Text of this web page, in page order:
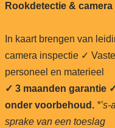
Rookdetectie &
In kaart brengen van
camera inspectie ✓
personeel en materieel
✓ 3 maanden garantie
onder voorbehoud.
sprake van een toeslag